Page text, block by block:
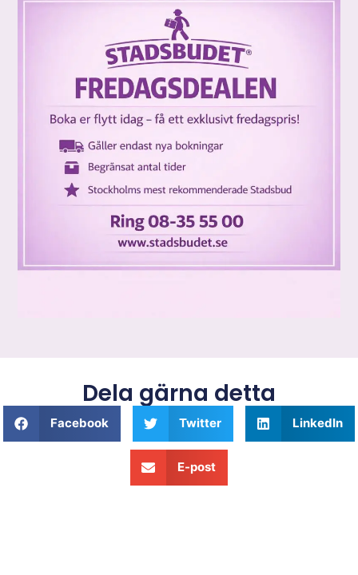
Dela gärna detta
Facebook Twitter LinkedIn
E-post